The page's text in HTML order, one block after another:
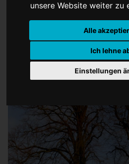
unsere Website weiter zu
Alle
Ich lehne
Einstellungen